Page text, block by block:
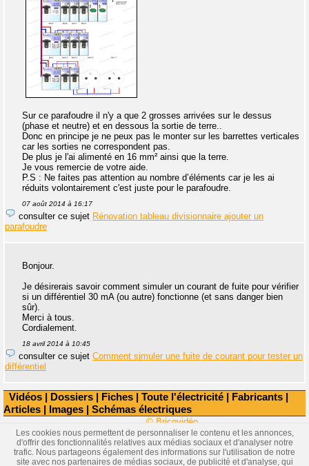
Vidéos | Dossiers | Fiches | Toute l'électricité | Fabricants |
Articles | Images | Schémas électriques
Sur ce parafoudre il n'y a que 2 grosses arrivées sur le dessus
(phase et neutre) et en dessous la sortie de terre..
Donc en principe je ne peux pas le monter sur les barrettes verticales
car les sorties ne correspondent pas.
De plus je l'ai alimenté en 16 mm² ainsi que la terre.
Je vous remercie de votre aide.
P.S : Ne faites pas attention au nombre d’éléments car je les ai
réduits volontairement c'est juste pour le parafoudre.
07 août 2014 à 16:17
consulter ce sujet Rénovation tableau divisionnaire ajouter un
parafoudre
Bonjour.
Je désirerais savoir comment simuler un courant de fuite pour vérifier
si un différentiel 30 mA (ou autre) fonctionne (et sans danger bien
sûr).
Merci à tous.
Cordialement.
18 avril 2014 à 10:45
consulter ce sujet Comment simuler une fuite de courant pour tester un
différentiel
© Bricovidéo
Les cookies nous permettent de personnaliser le contenu et les annonces,
d'offrir des fonctionnalités relatives aux médias sociaux et d'analyser notre
trafic. Nous partageons également des informations sur l'utilisation de notre
site avec nos partenaires de médias sociaux, de publicité et d'analyse, qui